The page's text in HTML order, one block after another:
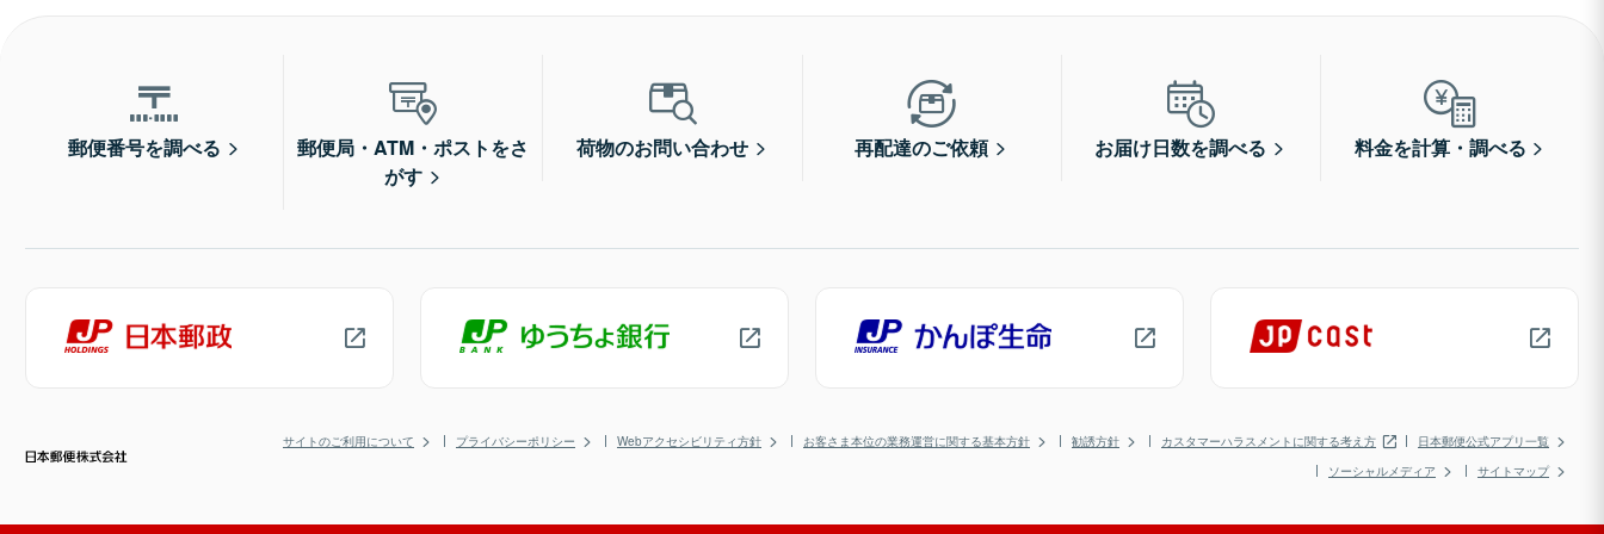
郵便番号を調べる
郵便局・ATM・ポストをさ
がす
荷物のお問い合わせ 再配達のご依頼 お届け日数を調べる 料金を計算・調べる
サイトのご利用について プライバシーポリシー Webアクセシビリティ方針 お客さま本位の業務運営に関する基本方針 勧誘方針 カスタマーハラスメントに関する考え方
日本郵便公式アプリ一覧
ソーシャルメディア
サイトマップ